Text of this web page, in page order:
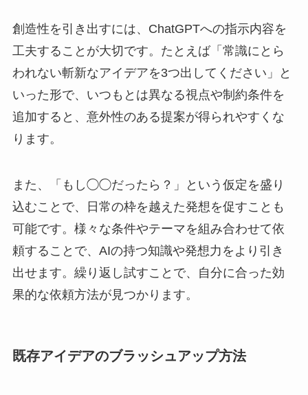
創造性を引き出すには、ChatGPTへの指示内容を
工夫することが大切です。たとえば「常識にとら
われない斬新なアイデアを3つ出してください」と
いった形で、いつもとは異なる視点や制約条件を
追加すると、意外性のある提案が得られやすくな
ります。
また、「もし◯◯だったら？」という仮定を盛り
込むことで、日常の枠を越えた発想を促すことも
可能です。様々な条件やテーマを組み合わせて依
頼することで、AIの持つ知識や発想力をより引き
出せます。繰り返し試すことで、自分に合った効
果的な依頼方法が見つかります。
既存アイデアのブラッシュアップ方法